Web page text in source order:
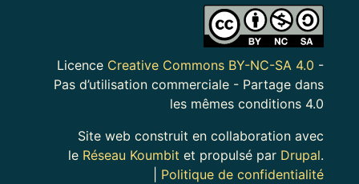
Licence Creative Commons BY-NC-SA 4.0 -
Pas d’utilisation commerciale - Partage dans
les mêmes conditions 4.0
Site web construit en collaboration avec
le Réseau Koumbit et propulsé par Drupal.
Politique de confidentialité